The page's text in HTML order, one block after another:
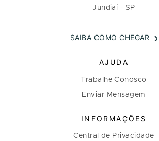
Jundiaí - SP
SAIBA COMO CHEGAR
AJUDA
Trabalhe Conosco
Enviar Mensagem
INFORMAÇÕES
Central de Privacidade